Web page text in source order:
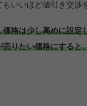
いいほど値引き交渉
価格は少し高めに設定
売りたい価格にすると